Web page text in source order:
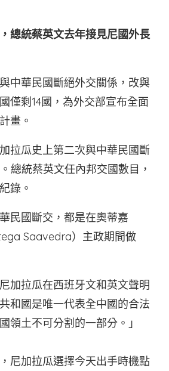
總統蔡英文去年接見尼國外長
中華民國斷絕外交關係，改與
僅剩14國，為外交部宣布全面
畫。
拉瓜史上第二次與中華民國斷
總統蔡英文任內邦交國數目，
錄。
民國斷交，都是在奧蒂嘉
Saavedra）主政期間做
加拉瓜在西班牙文和英文聲明
和國是唯一代表全中國的合法
領土不可分割的一部分。」
尼加拉瓜選擇今天出手時機點